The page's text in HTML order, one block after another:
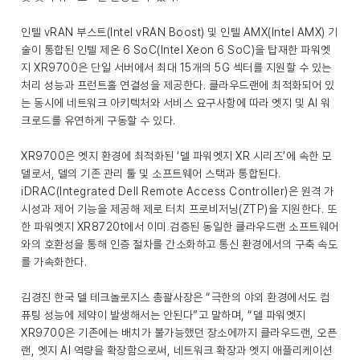
인텔 vRAN 부스트(Intel vRAN Boost) 및 인텔 AMX(Intel AMX) 기
술이 통합된 인텔 제온 6 SoC(Intel Xeon 6 SoC)을 탑재한 파워엣
지 XR9700은 단일 서버에서 최대 15개의 5G 섹터를 지원할 수 있는
처리 성능과 프런트홀 연결성을 제공한다. 클라우드랜에 최적화되어 있
는 동시에 네트워크 아키텍처와 서비스 요구사항에 따라 엣지 및 AI 워
크로드를 유연하게 구동할 수 있다.
XR9700은 엣지 환경에 최적화된 ‘델 파워엣지 XR 시리즈’에 속한 모
델로서, 델의 기존 관리 툴 및 소프트웨어 스택과 통합된다.
iDRAC(Integrated Dell Remote Access Controller)은 원격 가
시성과 제어 기능을 제공해 제로 터치 프로비저닝(ZTP)을 지원한다. 또
한 파워엣지 XR8720t에서 이미 검증된 동일한 클라우드랜 소프트웨어
와의 호환성을 통해 인증 절차를 간소화하고 통신 환경에서의 구축 속도
를 가속화한다.
김경진 한국 델 테크놀로지스 총괄사장은 “극한의 야외 환경에서도 컴
퓨팅 성능에 제약이 발생해서는 안된다”고 말하며, “델 파워엣지
XR9700은 기존에는 배치가 불가능했던 장소에까지 클라우드랜, 오픈
랜, 엣지 AI 역량을 확장함으로써, 네트워크 확장과 엣지 애플리케이션